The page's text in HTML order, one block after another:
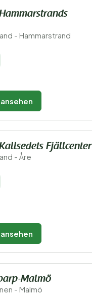
- Hammarstrand
Fjällcenter
- Åre
Malmö
- Malmö